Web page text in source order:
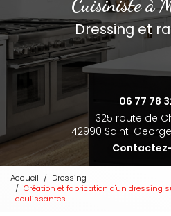
Cuisiniste à
Dressing et
06 77 78
325 route de
42990 Saint-
Accueil
Dressing
Création et fabrication d'un dressing
coulissantes